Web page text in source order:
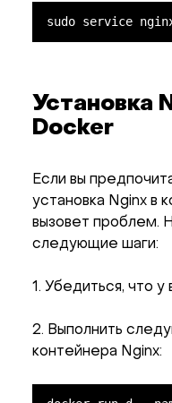
sudo service
Установка
Docker
Если вы
установка Nginx в
вызовет проблем.
следующие шаги:
1. Убедиться, что
2. Выполнить
контейнера Nginx: